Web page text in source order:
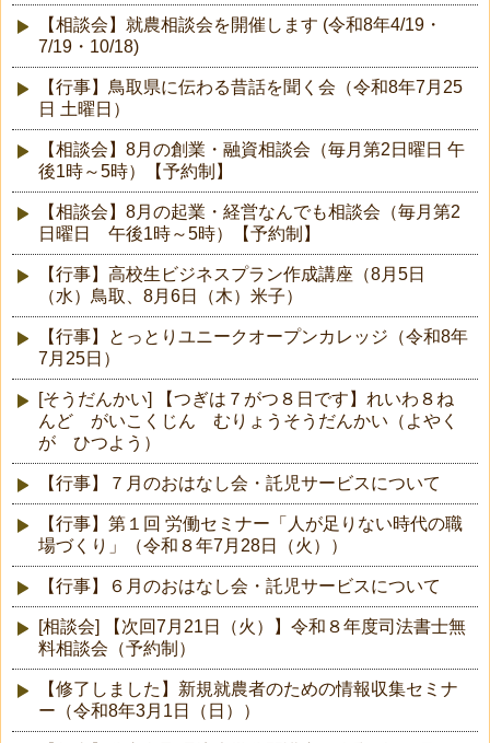
【相談会】就農相談会を開催します (令和8年4/19・
7/19・10/18)
【行事】鳥取県に伝わる昔話を聞く会（令和8年7月25
日 土曜日）
【相談会】8月の創業・融資相談会（毎月第2日曜日 午
後1時～5時）【予約制】
【相談会】8月の起業・経営なんでも相談会（毎月第2
日曜日 午後1時～5時）【予約制】
【行事】高校生ビジネスプラン作成講座（8月5日
（水）鳥取、8月6日（木）米子）
【行事】とっとりユニークオープンカレッジ（令和8年
7月25日）
[そうだんかい] 【つぎは７がつ８日です】れいわ８ね
んど がいこくじん むりょうそうだんかい（よやく
が ひつよう）
【行事】７月のおはなし会・託児サービスについて
【行事】第１回 労働セミナー「人が足りない時代の職
場づくり」（令和８年7月28日（火））
【行事】６月のおはなし会・託児サービスについて
[相談会] 【次回7月21日（火）】令和８年度司法書士無
料相談会（予約制）
【修了しました】新規就農者のための情報収集セミナ
ー（令和8年3月1日（日））